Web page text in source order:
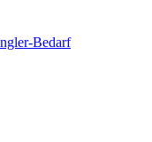
Bedarf